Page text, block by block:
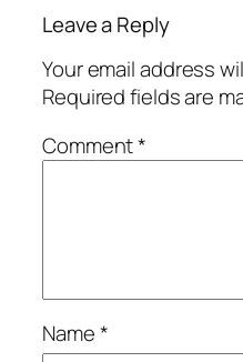
Leave a Reply
Your email address
Required fields are
Comment*
Name*